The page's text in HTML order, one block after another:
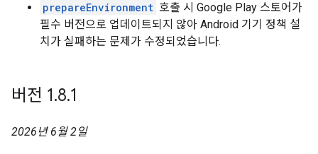
prepareEnvironment 호출 시 Google Play 스토어가
필수 버전으로 업데이트되지 않아 Android 기기 정책 설
치가 실패하는 문제가 수정되었습니다.
버전 1.8.1
2026년 6월 2일